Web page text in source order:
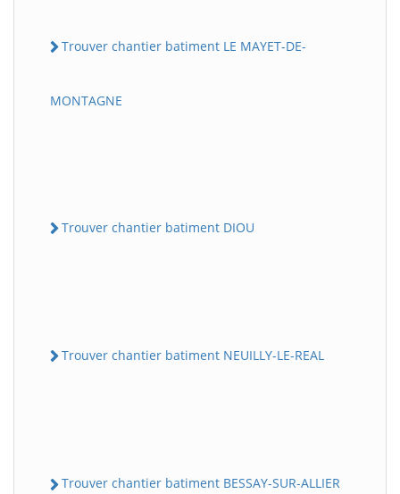
Trouver chantier batiment LE MAYET-DE-
MONTAGNE
Trouver chantier batiment DIOU
Trouver chantier batiment NEUILLY-LE-REAL
Trouver chantier batiment BESSAY-SUR-ALLIER